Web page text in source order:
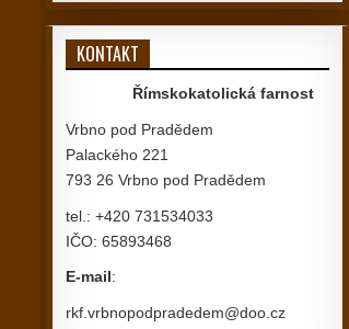
KONTAKT
Římskokatolická farnost
Vrbno pod Pradědem
Palackého 221
793 26 Vrbno pod Pradědem
tel.: +420 731534033
IČO: 65893468
E-mail:
rkf.vrbnopodpradedem@doo.cz